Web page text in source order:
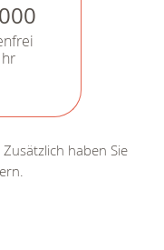
000
haben Sie